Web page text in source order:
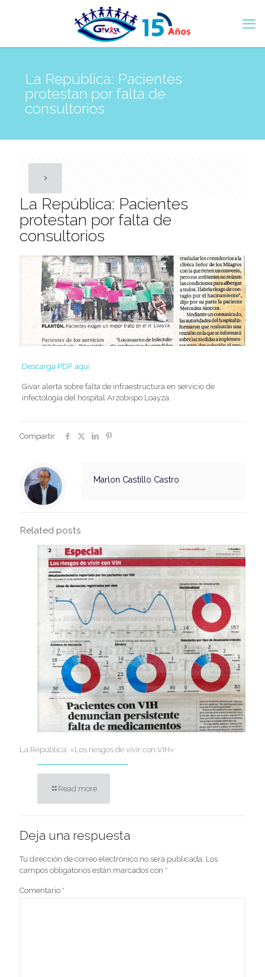
La República: Pacientes
protestan por falta de
consultorios
La República: Pacientes
protestan por falta de
consultorios
Descarga PDF aquí
Givar alerta sobre falta de infraestructura en servicio de
infectología del hospital Arzobispo Loayza.
Compartir
Marlon Castillo Castro
Related posts
La Republica: «Los riesgos de vivir con VIH»
Read more
Deja una respuesta
Tu dirección de correo electrónico no será publicada. Los
campos obligatorios están marcados con *
Comentario *